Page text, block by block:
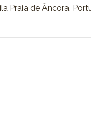
Praia de Âncora.